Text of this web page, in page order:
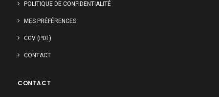
POLITIQUE DE CONFIDENTIALITÉ
MES PRÉFÉRENCES
CGV (PDF)
CONTACT
CONTACT